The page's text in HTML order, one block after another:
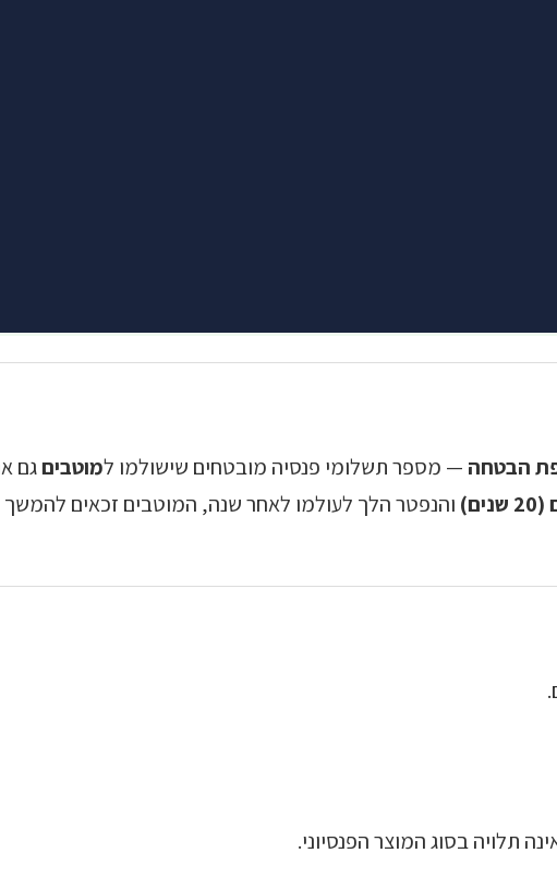
יכולות להתנהג שונה לחלוטין במקרה פטירה. הסבר מלא על המוצר
הבטחה — מספר תשלומי פנסיה מובטחים שישולמו למוטביםגם
והנפטר הלך לעולמו לאחר שנה, המוטבים זכאים
תלויה בסוג המוצר הפנסיוני.